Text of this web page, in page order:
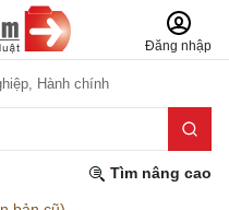
Đăng nhập
Hành chính
Tìm nâng cao